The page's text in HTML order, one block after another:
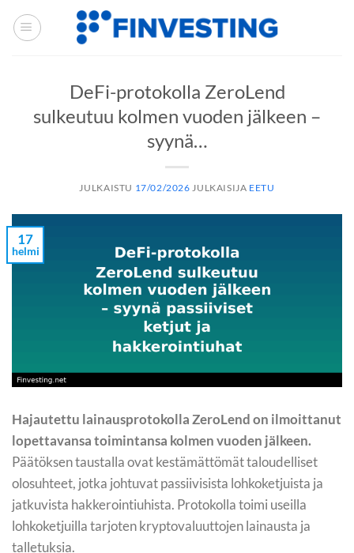
Siirry
sisältöön
DeFi-protokolla ZeroLend
sulkeutuu kolmen vuoden jälkeen –
syynä…
JULKAISTU 17/02/2026 JULKAISIJA EETU
17
helmi
Hajautettu lainausprotokolla ZeroLend on ilmoittanut
lopettavansa toimintansa kolmen vuoden jälkeen.
Päätöksen taustalla ovat kestämättömät taloudelliset
olosuhteet, jotka johtuvat passiivisista lohkoketjuista ja
jatkuvista hakkerointiuhista. Protokolla toimi useilla
lohkoketjuilla tarjoten kryptovaluuttojen lainausta ja
talletuksia.